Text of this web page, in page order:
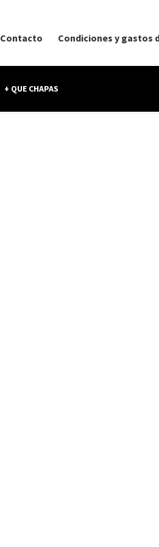
Contacto Condiciones y gastos
+ QUE CHAPAS